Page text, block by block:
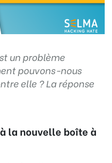
un problème
pouvons-nous
elle ? La réponse
la nouvelle boîte à